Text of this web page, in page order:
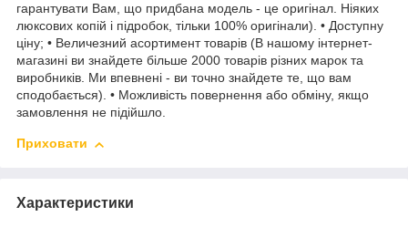
гарантувати Вам, що придбана модель - це оригінал. Ніяких
люксових копій і підробок, тільки 100% оригінали). • Доступну
ціну; • Величезний асортимент товарів (В нашому інтернет-
магазині ви знайдете більше 2000 товарів різних марок та
виробників. Ми впевнені - ви точно знайдете те, що вам
сподобається). • Можливість повернення або обміну, якщо
замовлення не підійшло.
Приховати
Характеристики